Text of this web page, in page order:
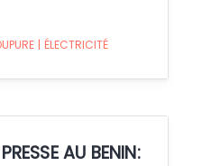
| ÉLECTRICITÉ
AU BENIN: